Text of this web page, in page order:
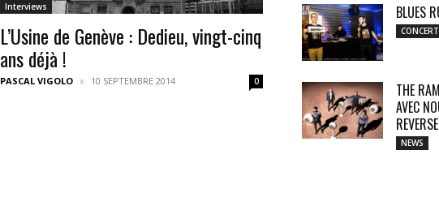
Interviews
L’Usine de Genève : Dedieu, vingt-cinq
ans déjà !
PASCAL VIGOLO 10 SEPTEMBRE 2014 0
BLUES
THE
AVEC
NEWS